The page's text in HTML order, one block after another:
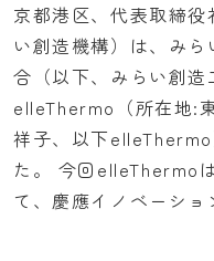
京都港区、代表取締
い創造機構）は、み
合（以下、みらい創
elleThermo（所在地:
祥子、以下
た。 今回elleThermo
て、慶應イノベーショ